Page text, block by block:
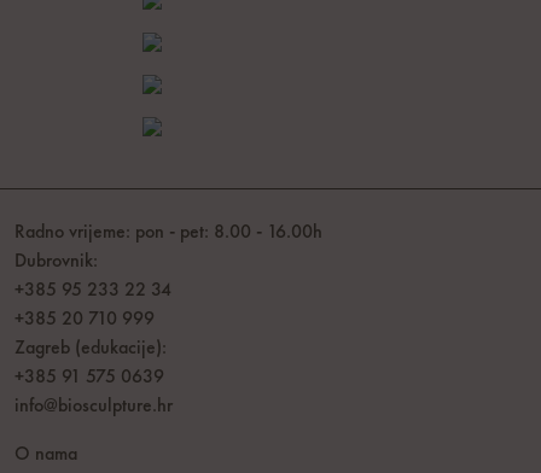
Radno vrijeme: pon - pet: 8.00 - 16.00h
Dubrovnik:
+385 95 233 22 34
+385 20 710 999
Zagreb (edukacije):
+385 91 575 0639
info@biosculpture.hr
O nama